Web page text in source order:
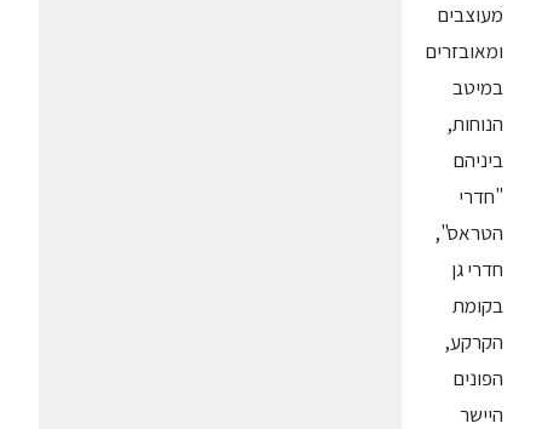
מעוצבים
ומאובזרים
במיטב
הנוחות,
ביניהם
"חדרי
הטראס",
חדרי גן
בקומת
הקרקע,
הפונים
היישר